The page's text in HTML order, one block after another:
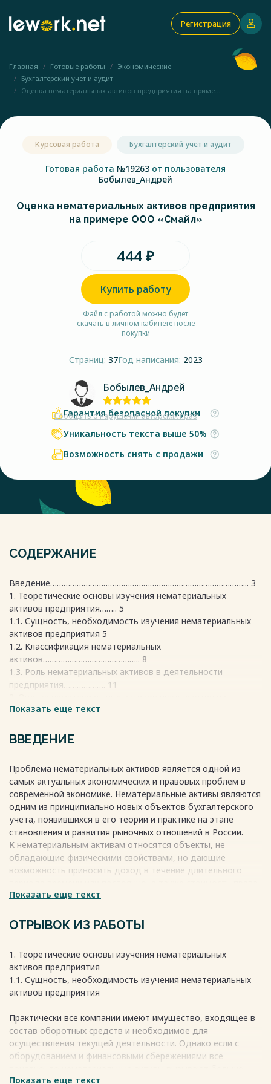
Регистрация
Главная Готовые работы
Экономические
Бухгалтерский учет и аудит
Оценка нематериальных активов предприятия на приме...
Курсовая работа Бухгалтерский учет и аудит
Готовая работа №19263 от пользователя
Бобылев_Андрей
Оценка нематериальных активов предприятия
на примере ООО «Смайл»
444 ₽
Купить работу
Файл с работой можно будет
скачать в личном кабинете после
покупки
Страниц: 37Год написания: 2023
Бобылев_Андрей
Сообщить о нарушении авторских прав
Гарантия безопасной покупки
Уникальность текста выше 50%
Возможность снять с продажи
СОДЕРЖАНИЕ
Введение……………………………………………………………………………... 3
1. Теоретические основы изучения нематериальных
активов предприятия…….. 5
1.1. Сущность, необходимость изучения нематериальных
активов предприятия 5
1.2. Классификация нематериальных
активов…………………………………….. 8
1.3. Роль нематериальных активов в деятельности
предприятия………………. 11
примере ООО «Смайл»… 16
«Смайл»………………………. 16
2.2 Исследование нематериальных активов ООО
2.3 Направление повышения эффективности использования
нематериальных активов ООО
«Смайл»…………………………………………………………….. 30
Заключение…………………………………………………………………………. 34
Список использованной
литературы……………………………………………... 36
Весь текст будет доступен после покупки
Показать еще текст
ВВЕДЕНИЕ
Проблема нематериальных активов является одной из
самых актуальных экономических и правовых проблем в
современной экономике. Нематериальные активы являются
одним из принципиально новых объектов бухгалтерского
учета, появившихся в его теории и практике на этапе
становления и развития рыночных отношений в России.
К нематериальным активам относятся объекты, не
обладающие физическими свойствами, но дающие
возможность приносить доход в течение длительного
пользования природными ресурсами, землей, права на
права на «ноу-хау», товарные знаки, приобретенные
Весь текст будет доступенпосле покупки
Показать еще текст
ОТРЫВОК ИЗ РАБОТЫ
1. Теоретические основы изучения нематериальных
активов предприятия
1.1. Сущность, необходимость изучения нематериальных
активов предприятия
Практически все компании имеют имущество, входящее в
состав оборотных средств и необходимое для
осуществления текущей деятельности. Однако если с
оборудованием и финансовыми сбережениями все
вопросов. Они не проявляются в материальной форме, они
Показать еще текст